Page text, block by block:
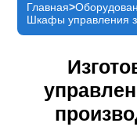
Главная
Шкафы управления